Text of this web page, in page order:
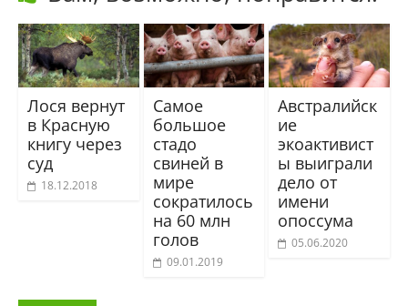
Лося вернут
в Красную
книгу через
суд
18.12.2018
Самое
большое
стадо
свиней в
мире
сократилось
на 60 млн
голов
09.01.2019
Австралийск
ие
экоактивист
ы выиграли
дело от
имени
опоссума
05.06.2020